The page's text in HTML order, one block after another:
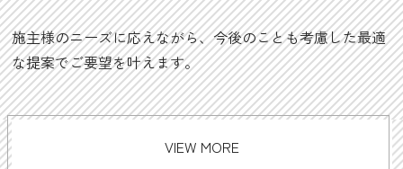
施主様のニーズに応えながら、今後のことも考慮した最適
な提案でご要望を叶えます。
VIEW MORE